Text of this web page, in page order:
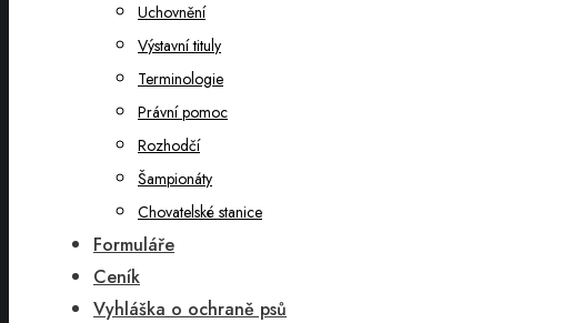
Uchovnění
Výstavní tituly
Terminologie
Právní pomoc
Rozhodčí
Šampionáty
Chovatelské stanice
Formuláře
Ceník
Vyhláška o ochraně psů